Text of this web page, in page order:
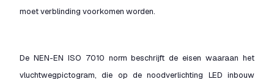
moet verblinding voorkomen worden.
De NEN-EN ISO 7010 norm beschrijft de eisen waaraan het
vluchtwegpictogram, die op de noodverlichting LED inbouw